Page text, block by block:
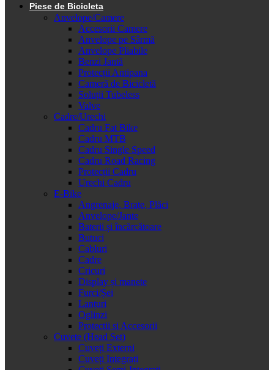
Piese de Bicicleta
Anvelope/Camere
Accesorii Camere
Anvelope pe Sârmă
Anvelope Pliabile
Benzi Jantă
Protecții Antipana
Cameră de Bicicletă
Soluții Tubeless
Valve
Cadre/Urechi
Cadru Fat Bike
Cadru MTB
Cadru Single Speed
Cadru Road Racing
Protecții Cadru
Urechi Cadru
E-Bike
Angrenaje, Brațe, Plăci
Anvelope/Jante
Baterii și încărcătoare
Butuci
Cabluri
Cadre
Cricuri
Display și manete
Furci/Șei
Lanțuri
Oglinzi
Protectii si Accesorii
Cuvete (Head Set)
Cuveți Externi
Cuveți Integrați